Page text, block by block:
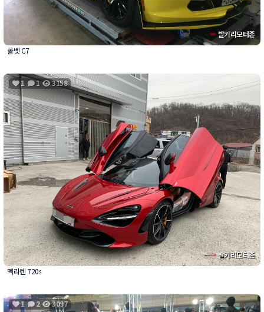
발키리모터존
콜벳 C7
1 1 3158
발키리모터존
멕라렌 720s
1 2 3097